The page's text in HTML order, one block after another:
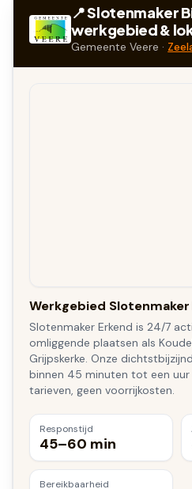
📍 Slotenmaker
werkgebied &
GemeenteVeere ·
Werkgebied Slotenmaker
Slotenmaker Erkend is 24/7
omliggende plaatsen als
Grijpskerke. Onze
binnen 45 minuten tot een
tarieven, geen voorrijkosten.
Responstijd
45–60 min
Bereikbaarheid